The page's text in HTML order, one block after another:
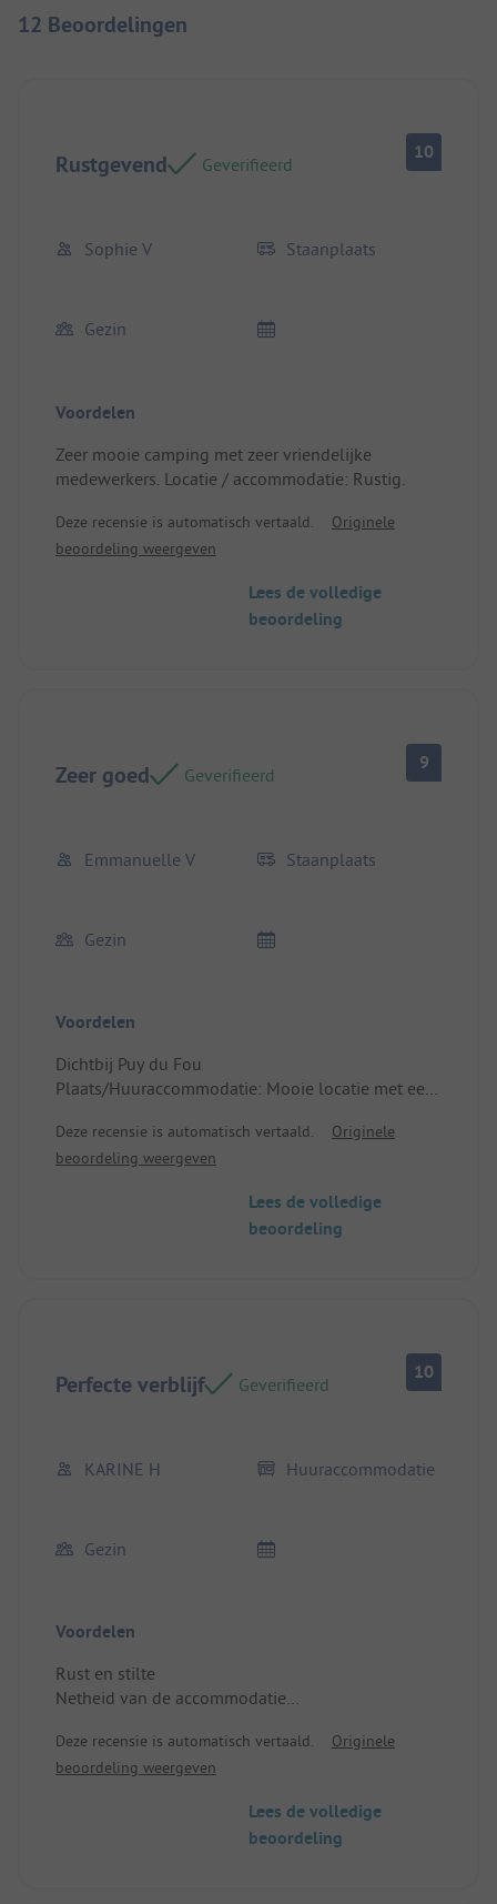
12 Beoordelingen
Rustgevend Geverifieerd
10
Sophie V Staanplaats
Gezin
Voordelen
Zeer mooie camping met zeer vriendelijke
medewerkers. Locatie / accommodatie: Rustig.
Deze recensie is automatisch vertaald.
Originele
beoordeling weergeven
Lees de volledige
beoordeling
Zeer goed Geverifieerd
9
Emmanuelle V Staanplaats
Gezin
Voordelen
Dichtbij Puy du Fou
Plaats/Huuraccommodatie: Mooie locatie met een
Deze recensie is automatisch vertaald.
Originele
beoordeling weergeven
Lees de volledige
beoordeling
Perfecte verblijf Geverifieerd
10
KARINE H Huuraccommodatie
Gezin
Voordelen
Rust en stilte
Netheid van de accommodatie
Locatie/Verhuur: Accommodatie is perfect ingericht
en zeer schoon
Deze recensie is automatisch vertaald.
Originele
beoordeling weergeven
Lees de volledige
beoordeling